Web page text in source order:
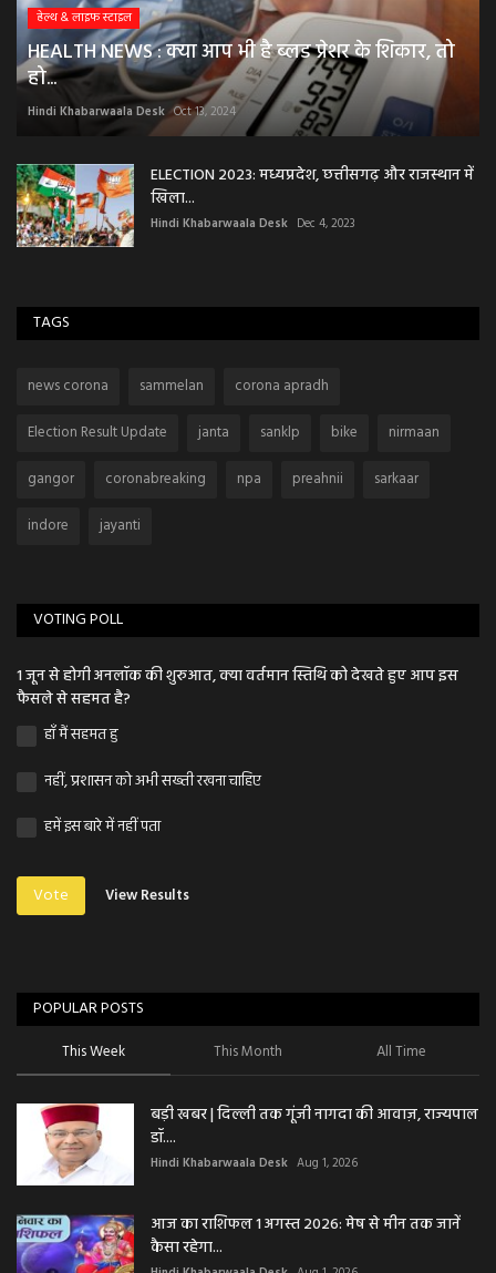
हेल्थ & लाइफ स्टाइल
HEALTH NEWS : क्या आप भी है ब्लड प्रेशर के शिकार, तो
हो...
Hindi Khabarwaala Desk Oct 13, 2024
ELECTION 2023: मध्यप्रदेश, छत्तीसगढ़ और राजस्थान में
खिला...
Hindi Khabarwaala Desk Dec 4, 2023
TAGS
news corona sammelan
corona apradh
Election Result Update
janta sanklp bike
nirmaan
gangor
coronabreaking npa preahnii
sarkaar
indore
jayanti
VOTING POLL
1 जून से होगी अनलॉक की शुरुआत, क्या वर्तमान स्तिथि को देखते हुए आप इस
फैसले से सहमत है?
हाँ मैं सहमत हु
नहीं, प्रशासन को अभी सख्ती रखना चाहिए
हमें इस बारे में नहीं पता
Vote View Results
POPULAR POSTS
This Week This Month All Time
बड़ी खबर | दिल्ली तक गूंजी नागदा की आवाज़, राज्यपाल
डॉ....
Hindi Khabarwaala Desk Aug 1, 2026
आज का राशिफल 1 अगस्त 2026: मेष से मीन तक जानें
कैसा रहेगा...